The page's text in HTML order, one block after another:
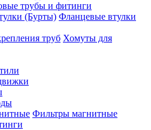
трубы и фитинги
Фланцевые втулки
Хомуты для
Фильтры магнитные